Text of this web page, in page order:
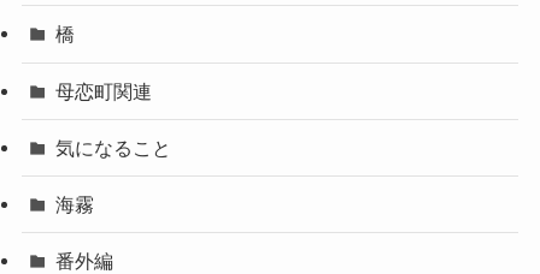
橋
母恋町関連
気になること
海霧
番外編